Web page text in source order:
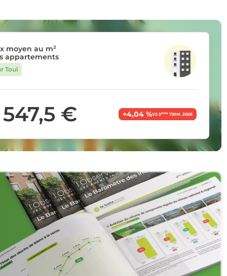
moyen au m²
appartements
Toul
547,5 € +4,04 %VS 2èmeTRIM. 2026